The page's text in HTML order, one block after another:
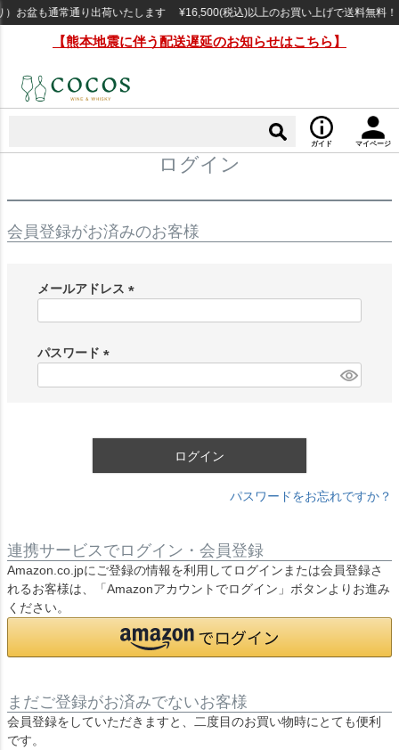
お盆も通常通り出荷いたします ¥16,500(税込)以上のお買い上げで送料無料！
【熊本地震に伴う配送遅延のお知らせはこちら】
ガイド マイページ
ログイン
会員登録がお済みのお客様
メールアドレス
)
パスワード
ログイン
パスワードをお忘れですか？
連携サービスでログイン・会員登録
Amazon.co.jpにご登録の情報を利用してログインまたは会員登録さ
れるお客様は、「Amazonアカウントでログイン」ボタンよりお進み
ください。
まだご登録がお済みでないお客様
会員登録をしていただきますと、二度目のお買い物時にとても便利
です。